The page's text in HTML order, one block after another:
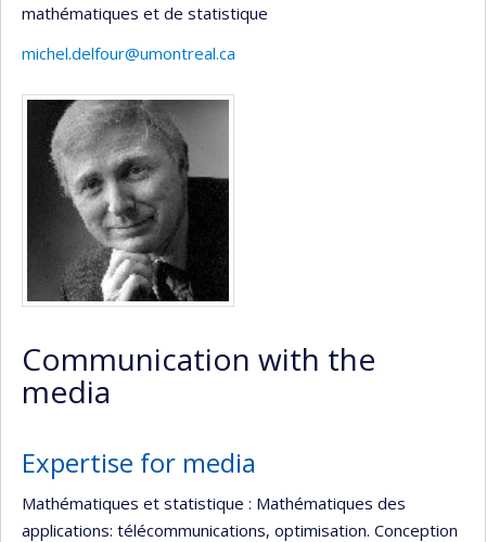
mathématiques et de statistique
michel.delfour@umontreal.ca
Media
Communication with the
media
Expertise for media
Mathématiques et statistique : Mathématiques des
applications: télécommunications, optimisation. Conception